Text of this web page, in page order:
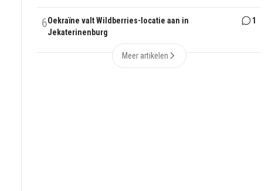
6Oekraïne valt Wildberries-locatie aan in
Jekaterinenburg
1
Meer artikelen